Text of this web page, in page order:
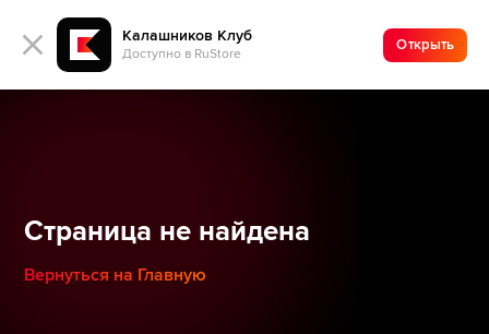
Калашников Клуб
Доступно в RuStore
Открыть
Страница не найдена
Вернуться на Главную